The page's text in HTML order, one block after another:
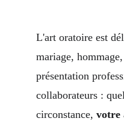
L'art oratoire est
mariage,
présentation
collaborateurs :
circonstance, votre